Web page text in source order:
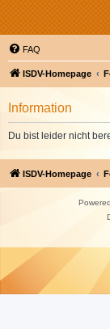
FAQ
ISDV-Homepage
Information
Du bist leider nicht
ISDV-Homepage